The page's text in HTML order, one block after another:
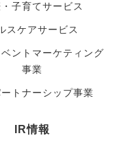
子育てサービス
スケアサービス
ントマーケティング
事業
トナーシップ事業
IR情報